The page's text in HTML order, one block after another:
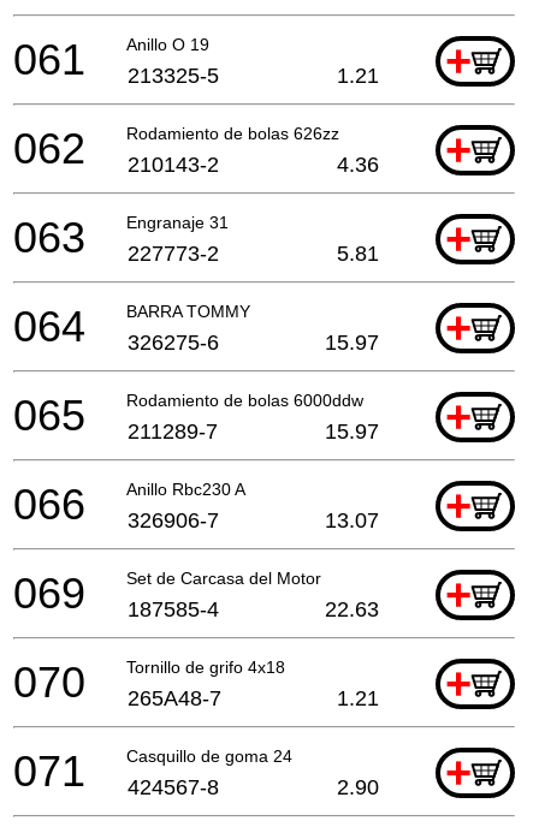
Anillo O 19 +
061 213325-5 1.21
Rodamiento de bolas 626zz +
062 210143-2 4.36
Engranaje 31 +
063 227773-2 5.81
BARRA TOMMY +
064 326275-6 15.97
Rodamiento de bolas 6000ddw +
065 211289-7 15.97
Anillo Rbc230 A +
066 326906-7 13.07
Set de Carcasa del Motor +
069 187585-4 22.63
Tornillo de grifo 4x18 +
070 265A48-7 1.21
Casquillo de goma 24 +
071 424567-8 2.90